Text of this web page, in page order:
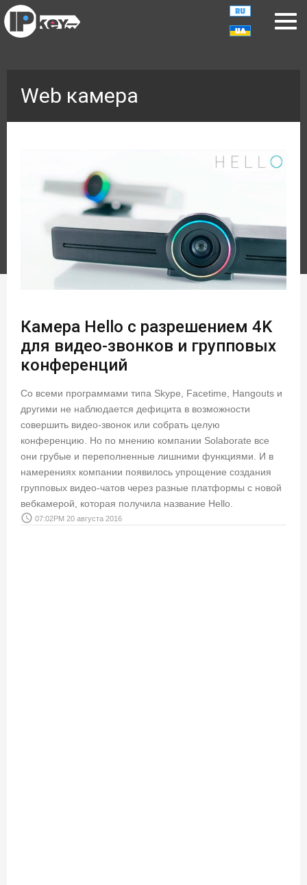
Web камера
Камера Hello с разрешением 4K
для видео-звонков и групповых
конференций
Со всеми программами типа Skype, Facetime, Hangouts и
другими не наблюдается дефицита в возможности
совершить видео-звонок или собрать целую
конференцию. Но по мнению компании Solaborate все
они грубые и переполненные лишними функциями. И в
намерениях компании появилось упрощение создания
групповых видео-чатов через разные платформы с новой
вебкамерой, которая получила название Hello.
access_time 07:02PM 20 августа 2016